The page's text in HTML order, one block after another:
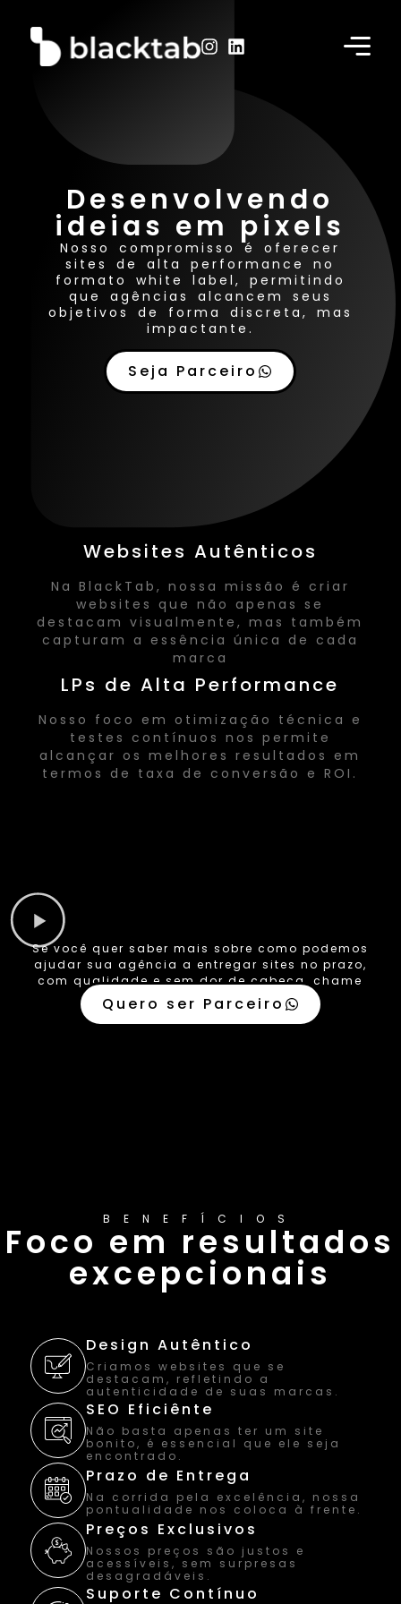
Desenvolvendo
ideias em pixels
Nosso compromisso é oferecer
sites de alta performance no
formato white label, permitindo
que agências alcancem seus
objetivos de forma discreta, mas
impactante.
Seja Parceiro
Websites Autênticos
Na BlackTab, nossa missão é criar
websites que não apenas se
destacam visualmente, mas também
capturam a essência única de cada
marca
LPs de Alta Performance
Nosso foco em otimização técnica e
testes contínuos nos permite
alcançar os melhores resultados em
termos de taxa de conversão e ROI.
Se você quer saber mais sobre como podemos
ajudar sua agência a entregar sites no prazo,
com qualidade e sem dor de cabeça, chame
no WhatsApp.
Quero ser Parceiro
BENEFÍCIOS
Foco em resultados
excepcionais
Design Autêntico
Criamos websites que se
destacam, refletindo a
autenticidade de suas marcas.
SEO Eficiênte
Não basta apenas ter um site
bonito, é essencial que ele seja
encontrado.
Prazo de Entrega
Na corrida pela excelência, nossa
pontualidade nos coloca à frente.
Preços Exclusivos
Nossos preços são justos e
acessíveis, sem surpresas
desagradáveis.
Suporte Contínuo